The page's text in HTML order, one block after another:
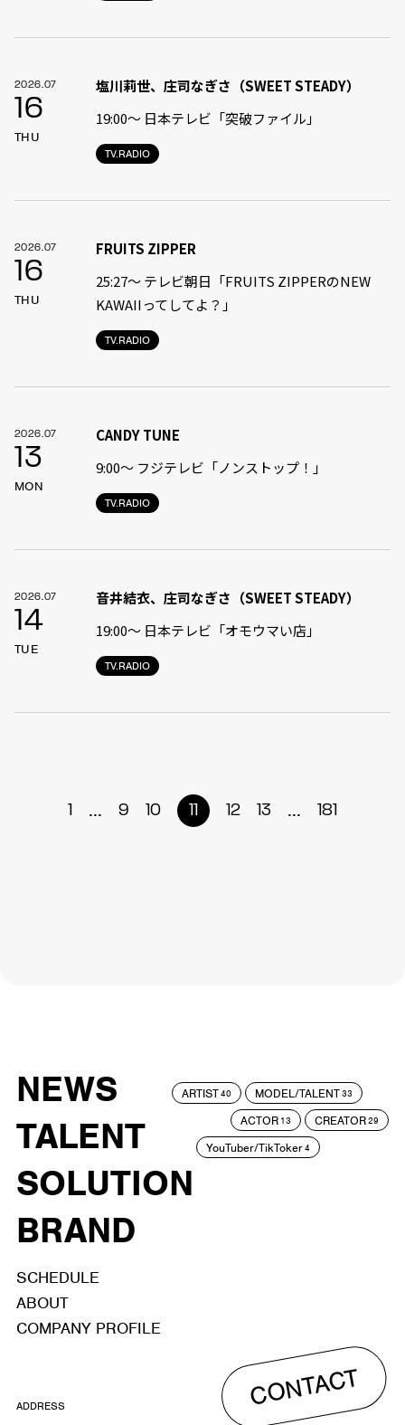
2026.07
16
THU
TV.RADIO
塩川莉世、庄司なぎさ（SWEET STEADY）
19:00〜 日本テレビ「突破ファイル」
2026.07
16
THU
TV.RADIO
FRUITS ZIPPER
25:27～ テレビ朝日「FRUITS ZIPPERのNEW
KAWAIIってしてよ？」
2026.07
13
MON
TV.RADIO
CANDY TUNE
9:00〜 フジテレビ「ノンストップ！」
2026.07
14
TUE
TV.RADIO
音井結衣、庄司なぎさ（SWEET STEADY）
19:00〜 日本テレビ「オモウマい店」
1 ... 9 10 11 12 13 ... 181
NEWS
TALENT
SOLUTION
BRAND
ARTIST40 MODEL/TALENT33
ACTOR 13 CREATOR29
YouTuber/TikToker4
SCHEDULE
ABOUT
COMPANY PROFILE
CONTACT
ADDRESS